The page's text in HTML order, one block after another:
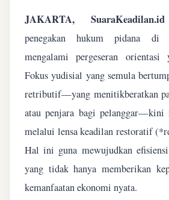
JAKARTA, SuaraKeadilan.id
penegakan hukum pidana di
mengalami pergeseran orientasi
Fokus yudisial yang semula
retributif—yang menitikberatkan
atau penjara bagi
melalui lensa keadilan restoratif
Hal ini guna mewujudkan
yang tidak hanya memberikan
kemanfaatan ekonomi nyata.